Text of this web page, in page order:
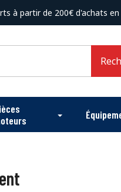
à partir de 200€ d'achats